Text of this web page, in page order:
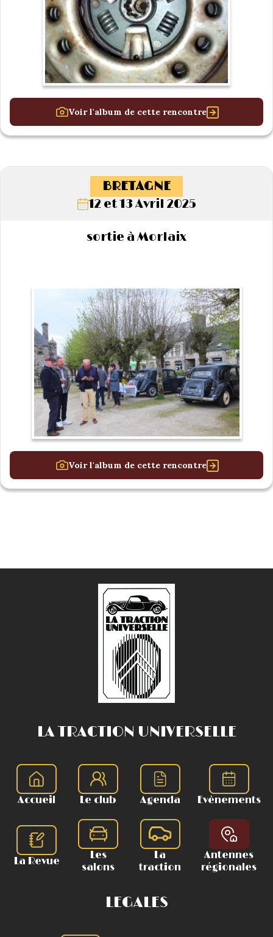
Voir l'album de cette rencontre
BRETAGNE
12 et 13 Avril 2025
sortie à Morlaix
Voir l'album de cette rencontre
LA TRACTION UNIVERSELLE
Accueil Le club Agenda Evènements
La Revue
Les
salons
La
traction
Antennes
régionales
LEGALES